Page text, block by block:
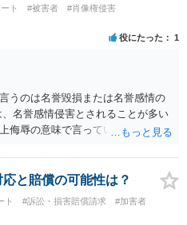
ト #被害者
#肖像権侵害
役にたった 1
うのは名誉毀損または名誉感情の
名誉感情侵害とされることが多い
侮辱の意味で言っている点も加味
と賠償の可能性は？
ト #訴訟・損害賠償請求
#加害者